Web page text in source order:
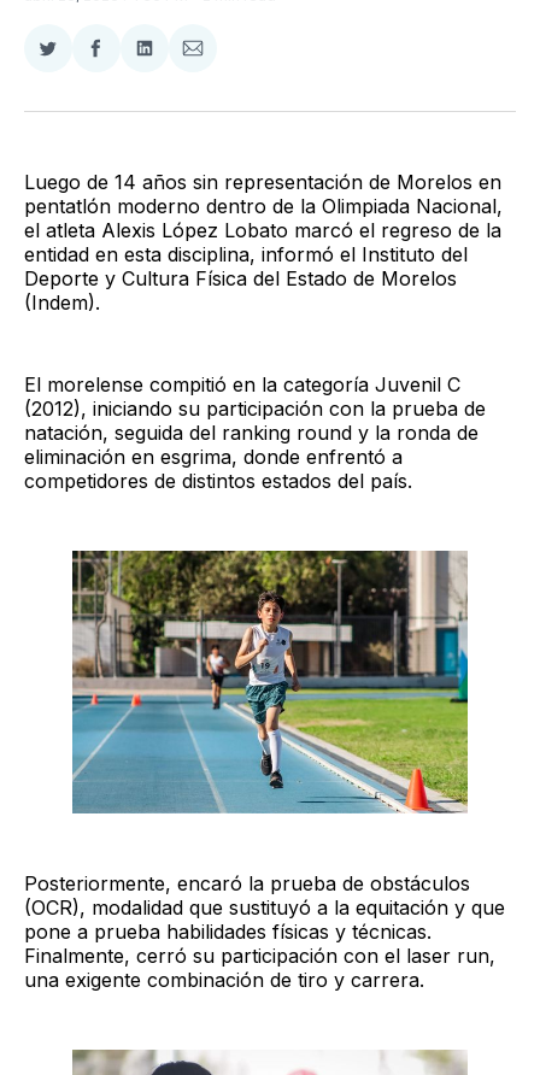
Compartir
Twitter
Compartir
Facebook
Compartir
LinkedIn
Compartir
Email
Luego de 14 años sin representación de Morelos en
pentatlón moderno dentro de la Olimpiada Nacional,
el atleta Alexis López Lobato marcó el regreso de la
entidad en esta disciplina, informó el Instituto del
Deporte y Cultura Física del Estado de Morelos
(Indem).
El morelense compitió en la categoría Juvenil C
(2012), iniciando su participación con la prueba de
natación, seguida del ranking round y la ronda de
eliminación en esgrima, donde enfrentó a
competidores de distintos estados del país.
Posteriormente, encaró la prueba de obstáculos
(OCR), modalidad que sustituyó a la equitación y que
pone a prueba habilidades físicas y técnicas.
Finalmente, cerró su participación con el laser run,
una exigente combinación de tiro y carrera.